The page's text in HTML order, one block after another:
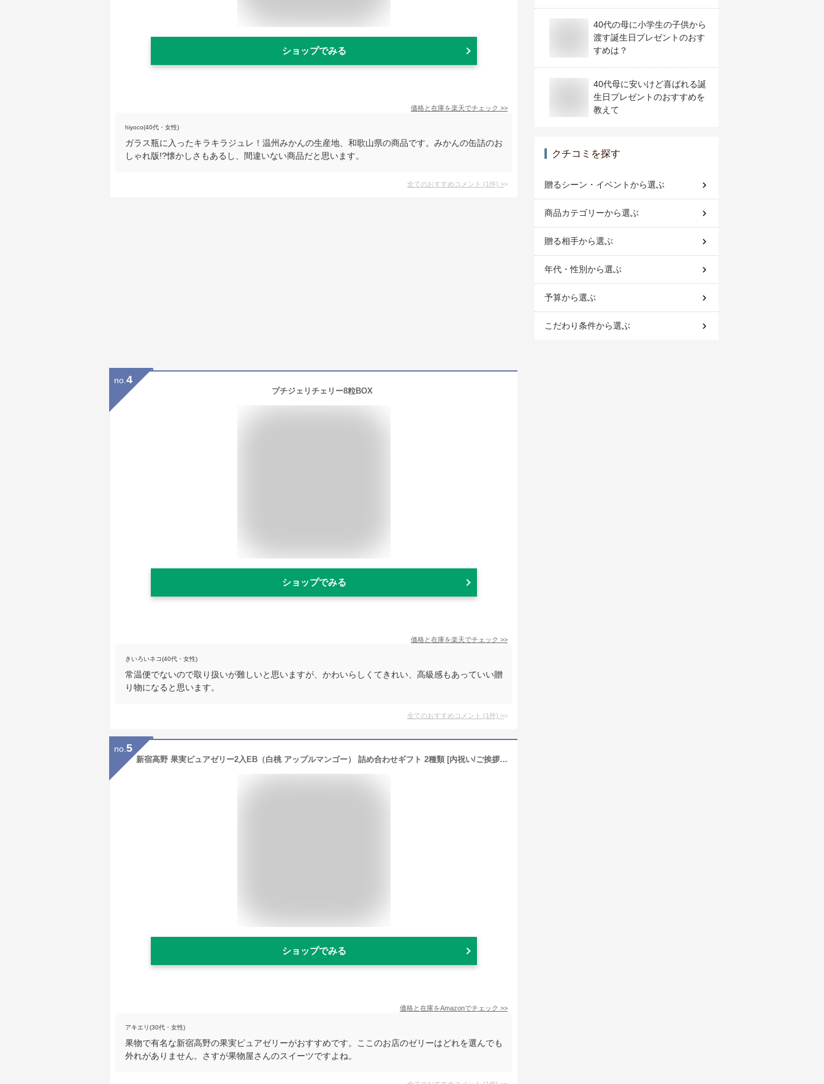
ショップでみる
価格と在庫を楽天でチェック >>
hiyoco(40代・女性)
ガラス瓶に入ったキラキラジュレ！温州みかんの生産地、和歌山県の商品です。みかんの缶詰のお
しゃれ版!?懐かしさもあるし、間違いない商品だと思います。
全てのおすすめコメント (1件) >
no. 4
プチジェリチェリー8粒BOX
ショップでみる
価格と在庫を楽天でチェック >>
きいろいネコ(40代・女性)
常温便でないので取り扱いが難しいと思いますが、かわいらしくてきれい、高級感もあっていい贈
り物になると思います。
全てのおすすめコメント (1件) >
no. 5
新宿高野 果実ピュアゼリー2入EB（白桃 アップルマンゴー） 詰め合わせギフト 2種類 [内祝い/ご挨拶/手土産] フルーツ セット (各1個入)
ショップでみる
価格と在庫をAmazonでチェック >>
アキエリ(30代・女性)
果物で有名な新宿高野の果実ピュアゼリーがおすすめです。ここのお店のゼリーはどれを選んでも
外れがありません。さすが果物屋さんのスイーツですよね。
40代の母に小学生の子供から
渡す誕生日プレゼントのおす
すめは？
40代母に安いけど喜ばれる誕
生日プレゼントのおすすめを
教えて
クチコミを探す
贈るシーン・イベントから選ぶ
商品カテゴリーから選ぶ
贈る相手から選ぶ
年代・性別から選ぶ
予算から選ぶ
こだわり条件から選ぶ